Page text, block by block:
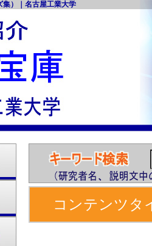
集）｜名古屋工業大学
コンテンツタ